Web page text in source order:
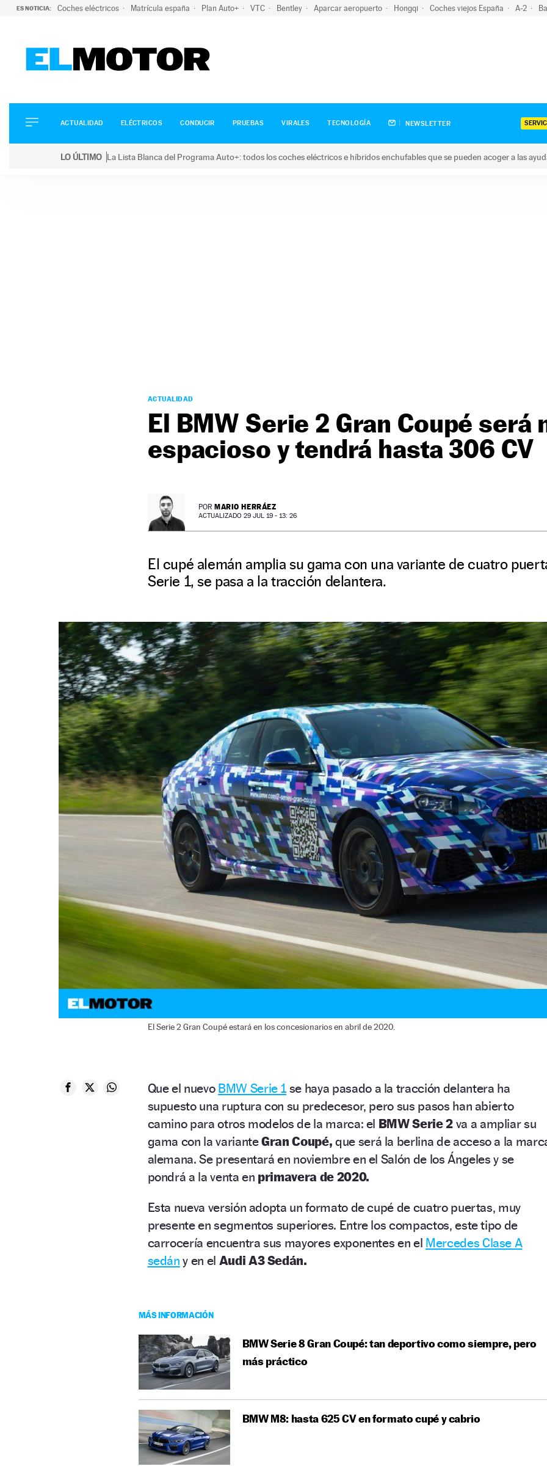
ES NOTICIA: Coches eléctricos Matrícula españa Plan Auto+ VTC Bentley Aparcar aeropuerto Hongqi Coches viejos España A-2
ELÉCTRICOS
CONDUCIR
ACTUALIDAD ELÉCTRICOS CONDUCIR PRUEBAS VIRALES TECNOLOGÍA NEWSLETTER
LO ÚLTIMO La Lista Blanca del Programa Auto+: todos los coches eléctricos e híbridos enchufables que se pueden acoger a las
ACTUALIDAD
El BMW Serie 2 Gran Coupé será
espacioso y tendrá hasta 306 CV
POR MARIO HERRÁEZ
ACTUALIZADO 29 JUL 19 - 13: 26
El cupé alemán amplia su gama con una variante de cuatro
Serie 1, se pasa a la tracción delantera.
El Serie 2 Gran Coupé estará en los concesionarios en abril de 2020.
Que el nuevo BMW Serie 1se haya pasado a la tracción delantera ha
supuesto una ruptura con su predecesor, pero sus pasos han abierto
camino para otros modelos de la marca: el BMW Serie 2va a ampliar su
gama con la varianteGran Coupé, que será la berlina de acceso a la
alemana. Se presentará en noviembre en el Salón de los Ángeles y se
pondrá a la venta en primavera de 2020.
Esta nueva versión adopta un formato de cupé de cuatro puertas, muy
presente en segmentos superiores. Entre los compactos, este tipo de
carrocería encuentra sus mayores exponentes en el Mercedes Clase A
sedán y en el Audi A3 Sedán.
MÁS INFORMACIÓN
BMW Serie 8 Gran Coupé: tan deportivo como siempre, pero
más práctico
BMW M8: hasta 625 CV en formato cupé y cabrio